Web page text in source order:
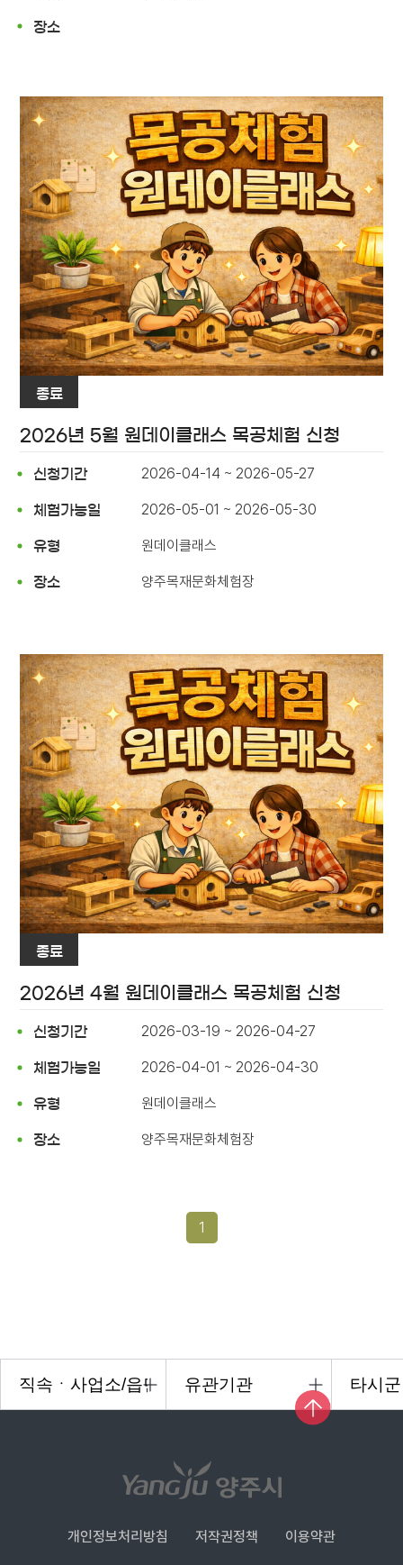
장소
종료
2026년 5월 원데이클래스 목공체험 신청
신청기간 2026-04-14 ~ 2026-05-27
체험가능일 2026-05-01 ~ 2026-05-30
유형 원데이클래스
장소 양주목재문화체험장
종료
2026년 4월 원데이클래스 목공체험 신청
신청기간 2026-03-19 ~ 2026-04-27
체험가능일 2026-04-01 ~ 2026-04-30
유형 원데이클래스
장소 양주목재문화체험장
1
개인정보처리방침 저작권정책 이용약관